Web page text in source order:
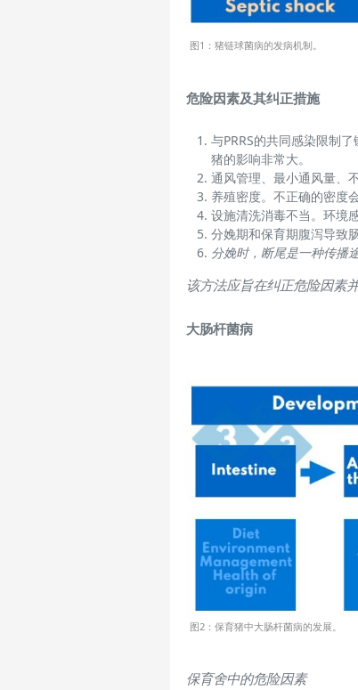
图1：猪链球菌病的发病机制。
危险因素及其纠正措施
与PRRS的共同感染限制
猪的影响非常大。
通风管理、最小通风量、
养殖密度。不正确的密度
设施清洗消毒不当。环境
分娩期和保育期腹泻导致
分娩时，断尾是一种传播
该方法应旨在纠正危险因素
大肠杆菌病
图2：保育猪中大肠杆菌病的发展。
保育舍中的危险因素